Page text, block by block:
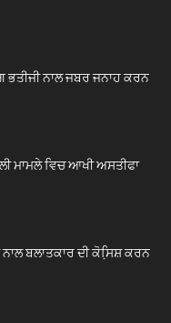
ਭਤੀਜੀ ਨਾਲ ਜਬਰ ਜਨਾਹ ਕਰਨ
ਮਾਮਲੇ ਵਿਚ ਆਖੀ ਅਸਤੀਫਾ
ਬਲਾਤਕਾਰ ਦੀ ਕੋਸਿ਼ਸ਼ ਕਰਨ